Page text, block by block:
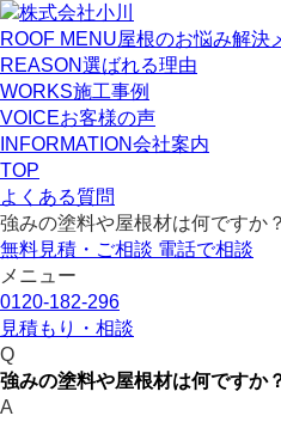
ROOF MENU屋根のお悩み解決
REASON選ばれる理由
WORKS施工事例
VOICEお客様の声
INFORMATION会社案内
TOP
よくある質問
強みの塗料や屋根材は何ですか？
無料見積・ご相談 電話で相談
メニュー
0120-182-296
見積もり・相談
Q
強みの塗料や屋根材は何ですか
A